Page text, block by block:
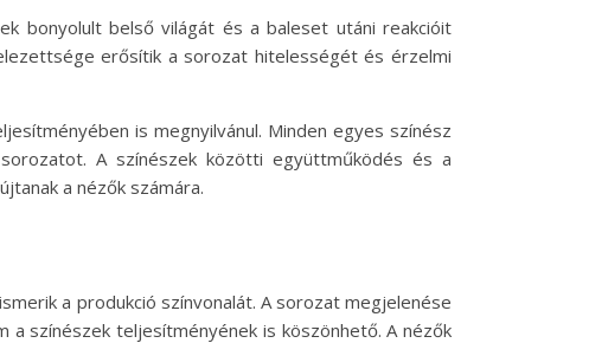
bonyolult belső világát és a baleset utáni reakcióit
erősítik a sorozat hitelességét és érzelmi
is megnyilvánul. Minden egyes színész
A színészek közötti együttműködés és a
a nézők számára.
a produkció színvonalát. A sorozat megjelenése
a színészek teljesítményének is köszönhető. A nézők